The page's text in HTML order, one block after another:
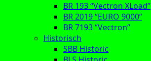
BR 193 “Vectron XLoad”
BR 2019 “EURO 9000”
BR 7193 “Vectron”
Historisch
SBB Historic